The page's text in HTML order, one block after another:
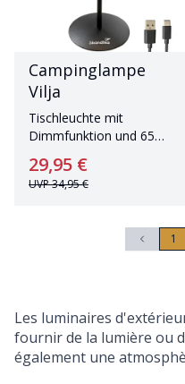
Campinglampe
Vilja
Tischleuchte mit
Dimmfunktion und 65
29,95 €
UVP34,95 €
1
Les luminaires
fournir de la lumière ou
également une